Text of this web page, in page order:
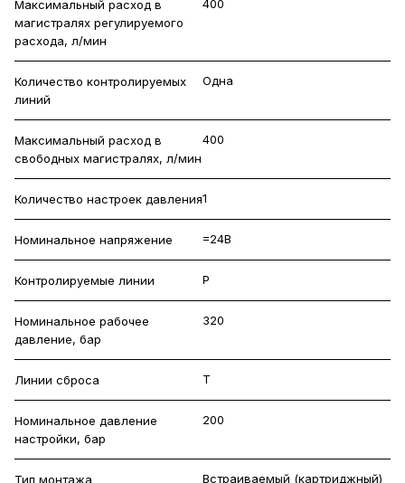
Максимальный расход в
магистралях регулируемого
расхода, л/мин
400
Количество контролируемых
линий
Одна
Максимальный расход в
свободных магистралях, л/мин
400
Количество настроек давления1
Номинальное напряжение =24В
Контролируемые линии P
Номинальное рабочее
давление, бар
320
Линии сброса T
Номинальное давление
настройки, бар
200
Тип монтажа Встраиваемый (картриджный)